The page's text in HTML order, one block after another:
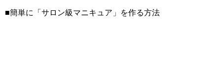
■簡単に「サロン級マニキュア」を作る方法